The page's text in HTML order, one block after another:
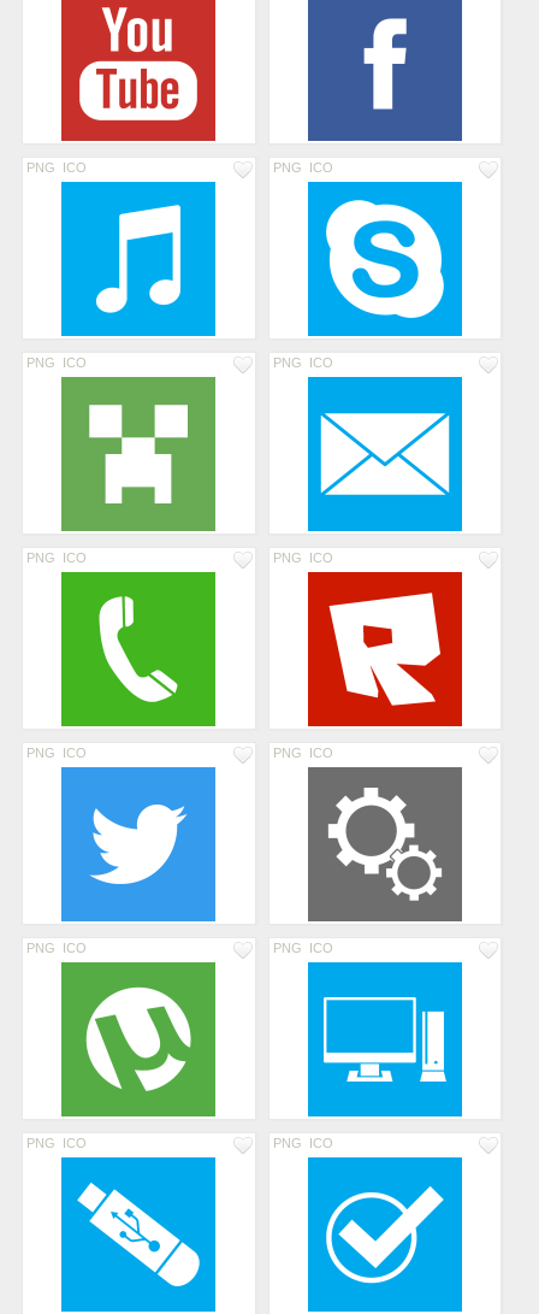
PNG ICO PNG ICO
PNG ICO PNG ICO
PNG ICO PNG ICO
PNG ICO PNG ICO
PNG ICO PNG ICO
PNG ICO PNG ICO